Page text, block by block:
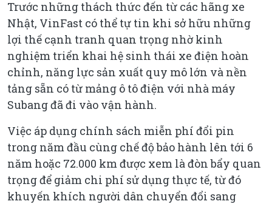
Trước những thách thức đến từ các hãng xe
Nhật, VinFast có thể tự tin khi sở hữu những
lợi thế cạnh tranh quan trọng nhờ kinh
nghiệm triển khai hệ sinh thái xe điện hoàn
chỉnh, năng lực sản xuất quy mô lớn và nền
tảng sẵn có từ mảng ô tô điện với nhà máy
Subang đã đi vào vận hành.
Việc áp dụng chính sách miễn phí đổi pin
trong năm đầu cùng chế độ bảo hành lên tới 6
năm hoặc 72.000 km được xem là đòn bẩy quan
trọng để giảm chi phí sử dụng thực tế, từ đó
khuyến khích người dân chuyển đổi sang